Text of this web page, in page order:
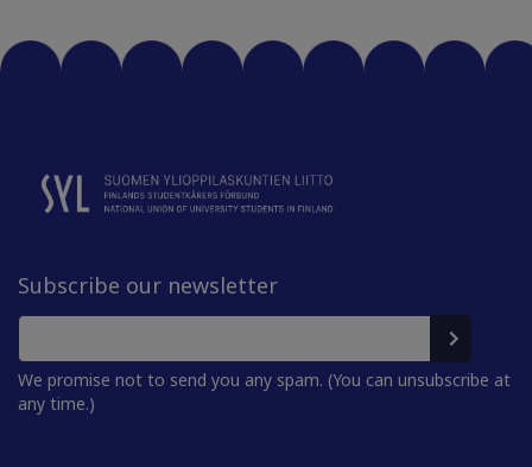
Subscribe our newsletter
We promise not to send you any spam. (You can unsubscribe at
any time.)